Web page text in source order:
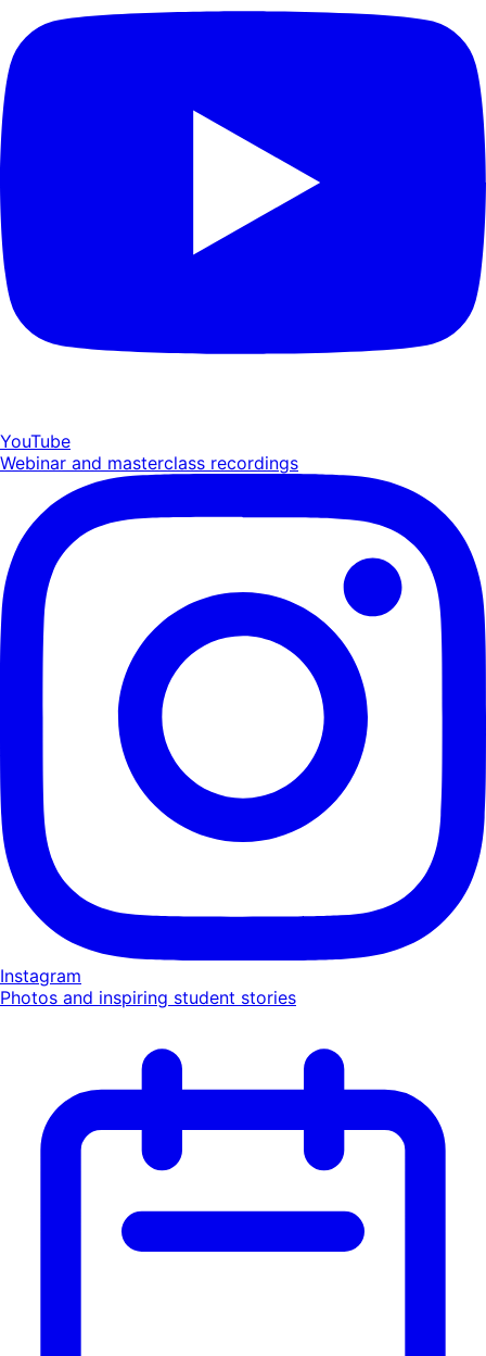
YouTube
Webinar and masterclass recordings
Instagram
Photos and inspiring student stories